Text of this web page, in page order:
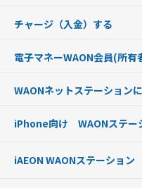
チャージ（入金）する
現金でチャージする
銀行口座・ATMからチャージする
オートチャージ
ポイントからチャージする
チャージ上限金額の変更につい
電子マネーWAON会員(所有
WAON POINTサービス会員登
WAONネットステーション
WAONネットステーション
iPhone向け WAONステー
iAEON WAONステーション